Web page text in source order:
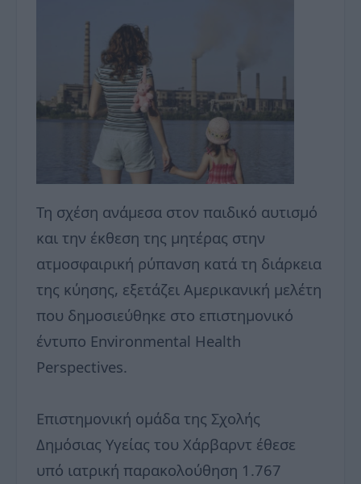
Τη σχέση ανάμεσα στον παιδικό αυτισμό
και την έκθεση της μητέρας στην
ατμοσφαιρική ρύπανση κατά τη διάρκεια
της κύησης, εξετάζει Αμερικανική μελέτη
που δημοσιεύθηκε στο επιστημονικό
έντυπο Environmental Health
Perspectives.
Επιστημονική ομάδα της Σχολής
Δημόσιας Υγείας του Χάρβαρντ έθεσε
υπό ιατρική παρακολούθηση 1.767